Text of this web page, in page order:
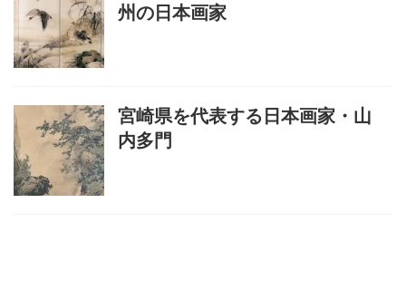
州の日本画家
宮崎県を代表する日本画家・山
内多門